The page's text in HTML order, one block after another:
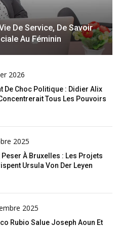
De Service, De Savoir
Au Féminin
2026
De Choc Politique : Didier Alix
Tous Les Pouvoirs
2025
Peser À Bruxelles : Les Projets
Ursula Von Der Leyen
2025
Rubio Salue Joseph Aoun Et